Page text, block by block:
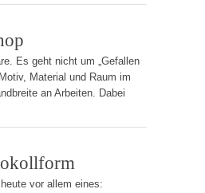
Es geht nicht um „Gefallen
Material und Raum im
an Arbeiten. Dabei
vor allem eines: